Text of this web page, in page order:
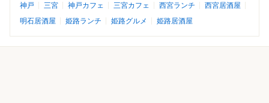
神戸 三宮 神戸カフェ 三宮カフェ 西宮ランチ
西宮居酒屋
明石居酒屋
姫路ランチ 姫路グルメ 姫路居酒屋